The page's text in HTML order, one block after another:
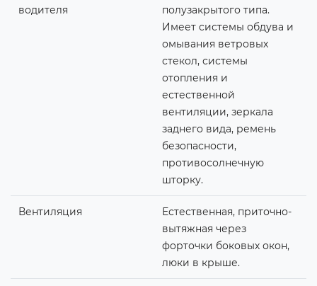
водителя
полузакрытого типа.
Имеет системы обдува и
омывания ветровых
стекол, системы
отопления и
естественной
вентиляции, зеркала
заднего вида, ремень
безопасности,
противосолнечную
шторку.
Вентиляция
Естественная, приточно-
вытяжная через
форточки боковых окон,
люки в крыше.